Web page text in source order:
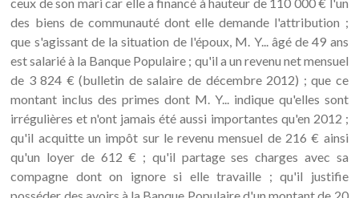
des biens de communauté dont elle demande l'attribution ;
que s'agissant de la situation de l'époux, M. Y... âgé de 49 ans
est salarié à la Banque Populaire ; qu'il a un revenu net mensuel
de 3 824 € (bulletin de salaire de décembre 2012) ; que ce
montant inclus des primes dont M. Y... indique qu'elles sont
irrégulières et n'ont jamais été aussi importantes qu'en 2012 ;
qu'il acquitte un impôt sur le revenu mensuel de 216 € ainsi
qu'un loyer de 612 € ; qu'il partage ses charges avec sa
compagne dont on ignore si elle travaille ; qu'il justifie